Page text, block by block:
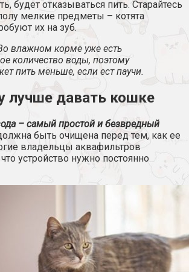
будет отказываться пить. Старайтесь
мелкие предметы – котята
их на зуб.
влажном корме уже есть
количество воды, поэтому
пить меньше, если ест паучи.
лучше давать кошке
– самый простой и безвредный
быть очищена перед тем, как ее
владельцы аквафильтров
устройство нужно постоянно